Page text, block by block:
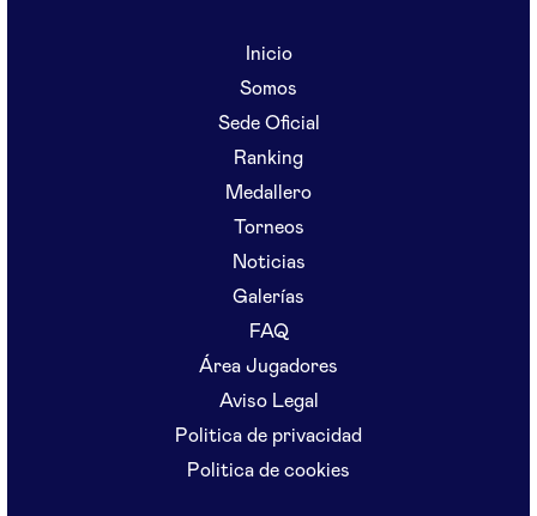
Inicio
Somos
Sede Oficial
Ranking
Medallero
Torneos
Noticias
Galerías
FAQ
Área Jugadores
Aviso Legal
Politica de privacidad
Politica de cookies